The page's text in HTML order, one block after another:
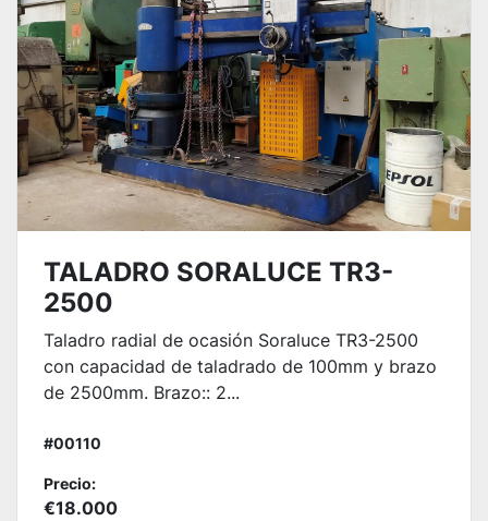
TALADRO SORALUCE TR3-
2500
Taladro radial de ocasión Soraluce TR3-2500
con capacidad de taladrado de 100mm y brazo
de 2500mm. Brazo:: 2...
#00110
Precio:
€18.000